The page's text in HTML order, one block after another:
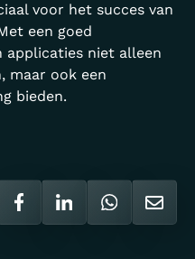
voor het succes van
een goed
applicaties niet alleen
maar ook een
bieden.